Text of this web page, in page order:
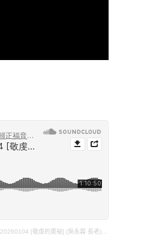
20260104 [敬虔的奧祕] (吳永霖 長老) (提前三16；林前四1-2)